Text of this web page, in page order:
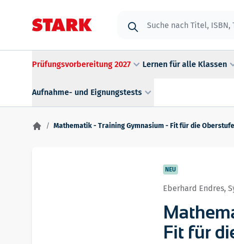
Prüfungsvorbereitung 2027 Lernen für alle Klassen
Aufnahme- und Eignungstests
/ Mathematik - Training Gymnasium - Fit für die Oberstufe
NEU
Eberhard Endres,
Fit für